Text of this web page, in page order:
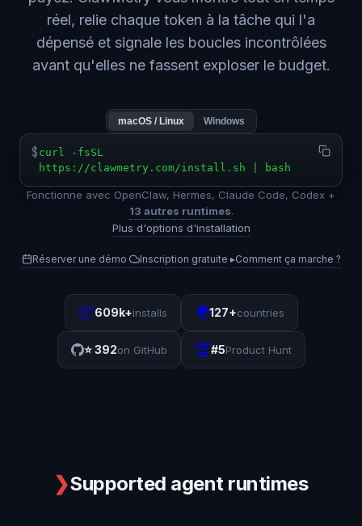
réel, relie chaque token à la tâche qui l'a
dépensé et signale les boucles incontrôlées
avant qu'elles ne fassent exploser le budget.
macOS / Linux Windows
$ curl -fsSL
https://clawmetry.com/install.sh | bash
Fonctionne avec OpenClaw, Hermes, Claude Code, Codex +
13 autres runtimes.
Plus d'options d'installation
Réserver une démo· Inscription gratuite·▸Comment ça marche ?
📦609k+installs 🌍127+countries
⭐392on GitHub 🏆#5Product Hunt
❯Supported agent runtimes